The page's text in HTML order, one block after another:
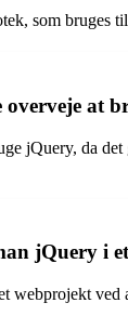
som bruges
at
jQuery, da
jQuery i
webprojekt